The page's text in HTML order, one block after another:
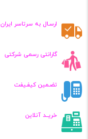
بود
ارسـال به سرتاسر ایران
گارانتی رسمی شرکتی
تضـمین کیفـیفت
خریــد آنلاین